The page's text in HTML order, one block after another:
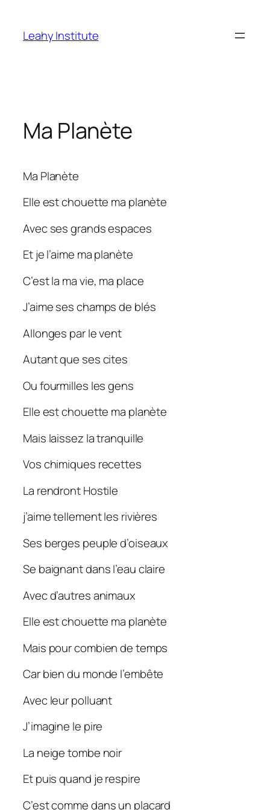
content
Leahy Institute
Ma Planète
Ma Planète
Elle est chouette ma planète
Avec ses grands espaces
Et je l’aime ma planète
C’est la ma vie, ma place
J’aime ses champs de blés
Allonges par le vent
Autant que ses cites
Ou fourmilles les gens
Elle est chouette ma planète
Mais laissez la tranquille
Vos chimiques recettes
La rendront Hostile
j’aime tellement les rivières
Ses berges peuple d’oiseaux
Se baignant dans l’eau claire
Avec d’autres animaux
Elle est chouette ma planète
Mais pour combien de temps
Car bien du monde l’embête
Avec leur polluant
J’imagine le pire
La neige tombe noir
Et puis quand je respire
C’est comme dans un placard